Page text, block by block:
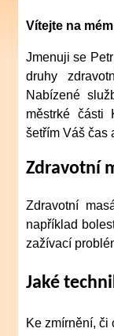
Vítejte na
Jmenuji se
druhy
Nabízené
městrké části
šetřím Váš čas
Zdravotní
Zdravotní
například
zažívací
Jaké
Ke zmírnění, či